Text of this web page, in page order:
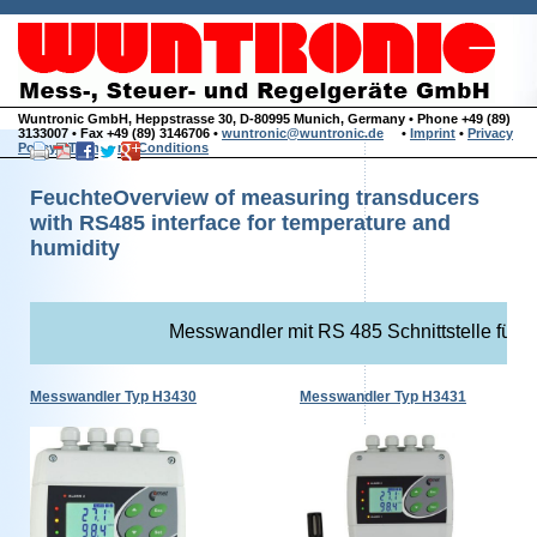
Wuntronic GmbH, Heppstrasse 30, D-80995 Munich, Germany • Phone +49 (89)
3133007 • Fax +49 (89) 3146706 • wuntronic@wuntronic.de • Imprint • Privacy
Policy•Terms and Conditions
FeuchteOverview of measuring transducers
with RS485 interface for temperature and
humidity
Messwandler mit RS 485 Schnittstelle für
Messwandler Typ H3430 Messwandler Typ H3431